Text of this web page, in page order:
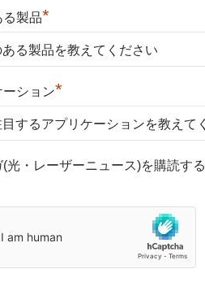
製品*
ーション*
(光・レーザーニュース)を購読する